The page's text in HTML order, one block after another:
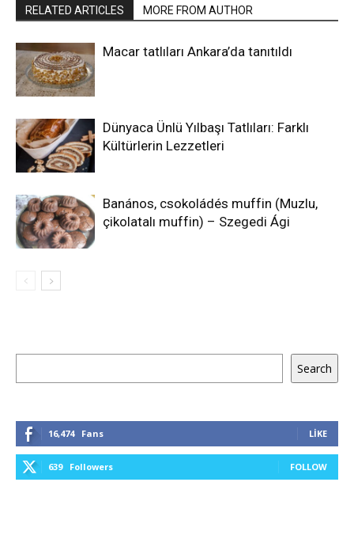
RELATED ARTICLES MORE FROM AUTHOR
Macar tatlıları Ankara’da tanıtıldı
Dünyaca Ünlü Yılbaşı Tatlıları: Farklı
Kültürlerin Lezzetleri
Banános, csokoládés muffin (Muzlu,
çikolatalı muffin) – Szegedi Ági
Search
16,474 Fans LIKE
639 Followers FOLLOW